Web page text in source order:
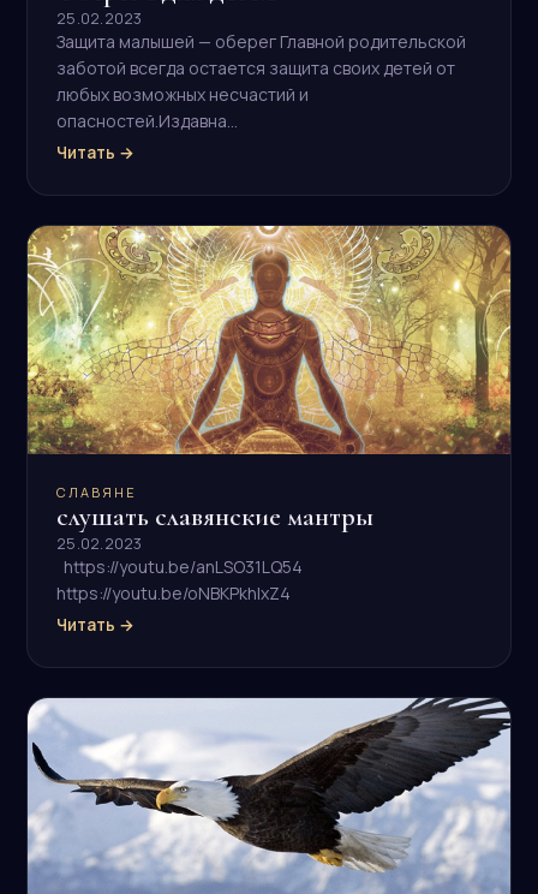
25.02.2023
Защита малышей — оберег Главной родительской
заботой всегда остается защита своих детей от
любых возможных несчастий и
опасностей.Издавна…
Читать →
CЛАВЯНЕ
слушать славянские мантры
25.02.2023
https://youtu.be/anLSO31LQ54
https://youtu.be/oNBKPkhIxZ4
Читать →